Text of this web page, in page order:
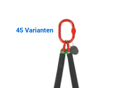
45 Varianten